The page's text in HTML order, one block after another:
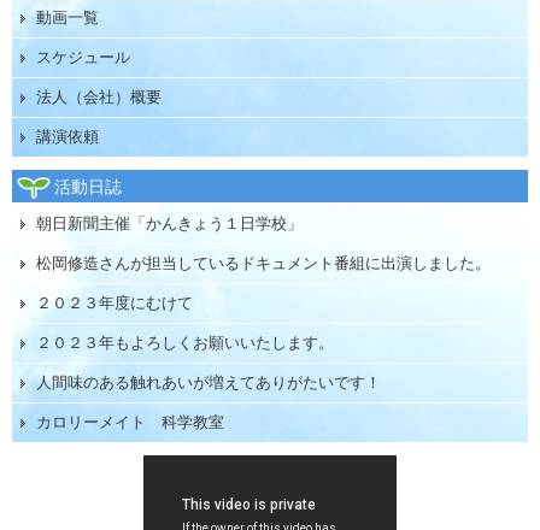
動画一覧
スケジュール
法人（会社）概要
講演依頼
活動日誌
朝日新聞主催「かんきょう１日学校」
松岡修造さんが担当しているドキュメント番組に出演しました。
２０２３年度にむけて
２０２３年もよろしくお願いいたします。
人間味のある触れあいが増えてありがたいです！
カロリーメイト 科学教室